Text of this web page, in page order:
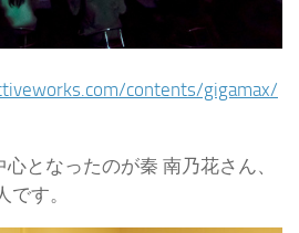
contents/gigamax/
となったのが秦 南乃花さん、
す。